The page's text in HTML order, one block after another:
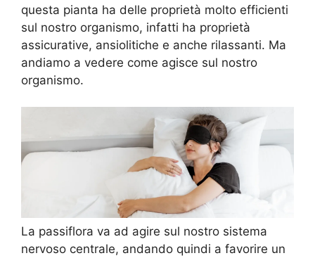
questa pianta ha delle proprietà molto efficienti
sul nostro organismo, infatti ha proprietà
assicurative, ansiolitiche e anche rilassanti. Ma
andiamo a vedere come agisce sul nostro
organismo.
La passiflora va ad agire sul nostro sistema
nervoso centrale, andando quindi a favorire un